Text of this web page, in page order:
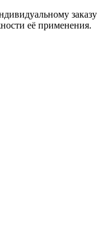
заказу
её применения.